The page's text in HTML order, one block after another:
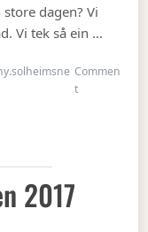
dagen? Vi
Vi tek så ein …
Commen
ton Julebord
2017